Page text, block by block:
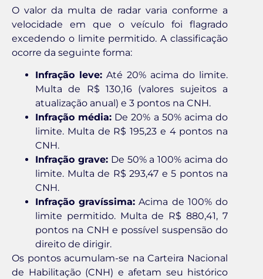
O valor da multa de radar varia conforme a
velocidade em que o veículo foi flagrado
excedendo o limite permitido. A classificação
ocorre da seguinte forma:
Infração leve: Até 20% acima do limite.
Multa de R$ 130,16 (valores sujeitos a
atualização anual) e 3 pontos na CNH.
Infração média: De 20% a 50% acima do
limite. Multa de R$ 195,23 e 4 pontos na
CNH.
Infração grave:De 50% a 100% acima do
limite. Multa de R$ 293,47 e 5 pontos na
CNH.
Infração gravíssima: Acima de 100% do
limite permitido. Multa de R$ 880,41, 7
pontos na CNH e possível suspensão do
direito de dirigir.
Os pontos acumulam-se na Carteira Nacional
de Habilitação (CNH) e afetam seu histórico